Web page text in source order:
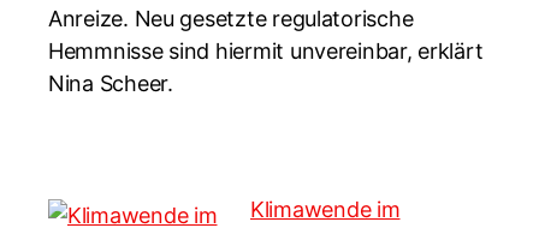
Anreize. Neu gesetzte regulatorische
Hemmnisse sind hiermit unvereinbar, erklärt
Nina Scheer.
Klimawende im